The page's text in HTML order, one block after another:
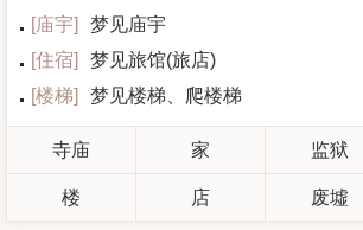
[庙宇]
梦见庙宇
[住宿]
梦见旅馆(旅店)
[楼梯] 梦见楼梯、爬楼梯
寺庙 家 监狱
楼 店 废墟